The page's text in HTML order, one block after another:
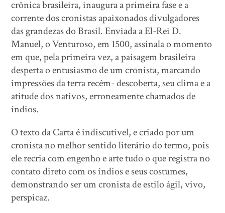
crônica brasileira, inaugura a primeira fase e a
corrente dos cronistas apaixonados divulgadores
das grandezas do Brasil. Enviada a El-Rei D.
Manuel, o Venturoso, em 1500, assinala o momento
em que, pela primeira vez, a paisagem brasileira
desperta o entusiasmo de um cronista, marcando
impressões da terra recém- descoberta, seu clima e a
atitude dos nativos, erroneamente chamados de
índios.
O texto da Carta é indiscutível, e criado por um
cronista no melhor sentido literário do termo, pois
ele recria com engenho e arte tudo o que registra no
contato direto com os índios e seus costumes,
demonstrando ser um cronista de estilo ágil, vivo,
perspicaz.